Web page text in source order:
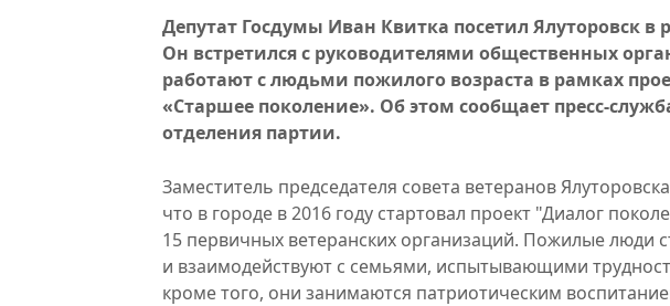
Депутат Госдумы Иван Квитка посетил Ялуторовск
Он встретился с руководителями общественных
работают с людьми пожилого возраста в рамках
«Старшее поколение». Об этом сообщает пресс-
отделения партии.
Заместитель председателя совета ветеранов
что в городе в 2016 году стартовал проект "Диалог
15 первичных ветеранских организаций. Пожилые люди
и взаимодействуют с семьями, испытывающими
кроме того, они занимаются патриотическим